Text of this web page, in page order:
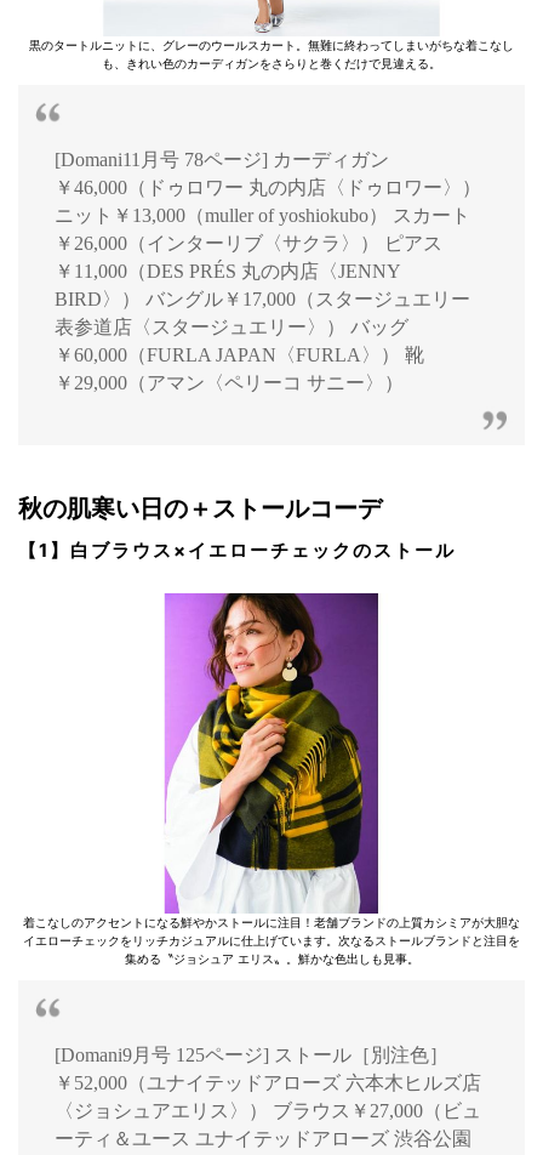
黒のタートルニットに、グレーのウールスカート。無難に終わってしまいがちな着こなし
も、きれい色のカーディガンをさらりと巻くだけで見違える。
[Domani11月号 78ページ] カーディガン
￥46,000（ドゥロワー 丸の内店〈ドゥロワー〉）
ニット￥13,000（muller of yoshiokubo） スカート
￥26,000（インターリブ〈サクラ〉） ピアス
￥11,000（DES PRÉS 丸の内店〈JENNY
BIRD〉） バングル￥17,000（スタージュエリー
表参道店〈スタージュエリー〉） バッグ
￥60,000（FURLA JAPAN〈FURLA〉） 靴
￥29,000（アマン〈ペリーコ サニー〉）
秋の肌寒い日の＋ストールコーデ
【1】白ブラウス×イエローチェックのストール
着こなしのアクセントになる鮮やかストールに注目！老舗ブランドの上質カシミアが大胆な
イエローチェックをリッチカジュアルに仕上げています。次なるストールブランドと注目を
集める〝ジョシュア エリス〟。鮮かな色出しも見事。
[Domani9月号 125ページ] ストール［別注色］
￥52,000（ユナイテッドアローズ 六本木ヒルズ店
〈ジョシュアエリス〉） ブラウス￥27,000（ビュ
ーティ＆ユース ユナイテッドアローズ 渋谷公園